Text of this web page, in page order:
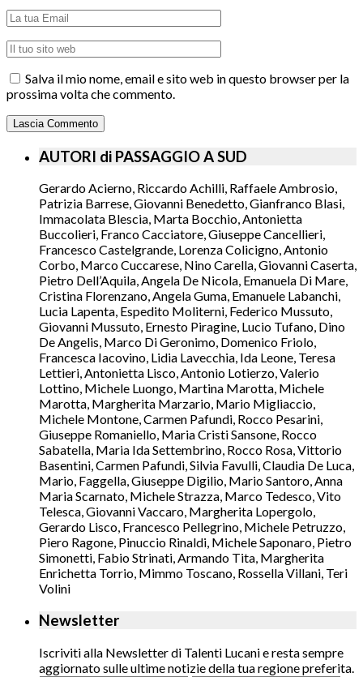
Salva il mio nome, email e sito web in questo browser per la
prossima volta che commento.
AUTORI di PASSAGGIO A SUD
Gerardo Acierno, Riccardo Achilli, Raffaele Ambrosio,
Patrizia Barrese, Giovanni Benedetto, Gianfranco Blasi,
Immacolata Blescia, Marta Bocchio, Antonietta
Buccolieri, Franco Cacciatore, Giuseppe Cancellieri,
Francesco Castelgrande, Lorenza Colicigno, Antonio
Corbo, Marco Cuccarese, Nino Carella, Giovanni Caserta,
Pietro Dell’Aquila, Angela De Nicola, Emanuela Di Mare,
Cristina Florenzano, Angela Guma, Emanuele Labanchi,
Lucia Lapenta, Espedito Moliterni, Federico Mussuto,
Giovanni Mussuto, Ernesto Piragine, Lucio Tufano, Dino
De Angelis, Marco Di Geronimo, Domenico Friolo,
Francesca Iacovino, Lidia Lavecchia, Ida Leone, Teresa
Lettieri, Antonietta Lisco, Antonio Lotierzo, Valerio
Lottino, Michele Luongo, Martina Marotta, Michele
Marotta, Margherita Marzario, Mario Migliaccio,
Michele Montone, Carmen Pafundi, Rocco Pesarini,
Giuseppe Romaniello, Maria Cristi Sansone, Rocco
Sabatella, Maria Ida Settembrino, Rocco Rosa, Vittorio
Basentini, Carmen Pafundi, Silvia Favulli, Claudia De Luca,
Mario, Faggella, Giuseppe Digilio, Mario Santoro, Anna
Maria Scarnato, Michele Strazza, Marco Tedesco, Vito
Telesca, Giovanni Vaccaro, Margherita Lopergolo,
Gerardo Lisco, Francesco Pellegrino, Michele Petruzzo,
Piero Ragone, Pinuccio Rinaldi, Michele Saponaro, Pietro
Simonetti, Fabio Strinati, Armando Tita, Margherita
Enrichetta Torrio, Mimmo Toscano, Rossella Villani, Teri
Volini
Newsletter
Iscriviti alla Newsletter di Talenti Lucani e resta sempre
aggiornato sulle ultime notizie della tua regione preferita.